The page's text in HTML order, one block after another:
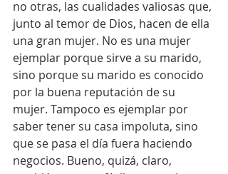
no otras, las cualidades valiosas que,
junto al temor de Dios, hacen de ella
una gran mujer. No es una mujer
ejemplar porque sirve a su marido,
sino porque su marido es conocido
por la buena reputación de su
mujer. Tampoco es ejemplar por
saber tener su casa impoluta, sino
que se pasa el día fuera haciendo
negocios. Bueno, quizá, claro,